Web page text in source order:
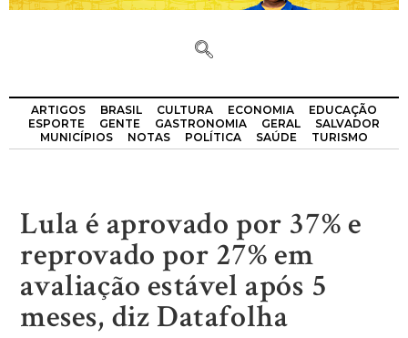
ARTIGOS BRASIL CULTURA ECONOMIA
EDUCAÇÃO
ESPORTE
GENTE GASTRONOMIA GERAL
SALVADOR
MUNICÍPIOS
NOTAS POLÍTICA SAÚDE TURISMO
Lula é aprovado por 37% e
reprovado por 27% em
avaliação estável após 5
meses, diz Datafolha